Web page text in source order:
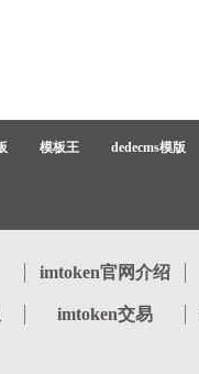
模板王 dedecms模版
imtoken官网介绍
imtoken交易